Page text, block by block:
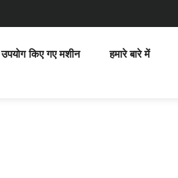
उपयोग किए गए मशीन हमारे बारे में